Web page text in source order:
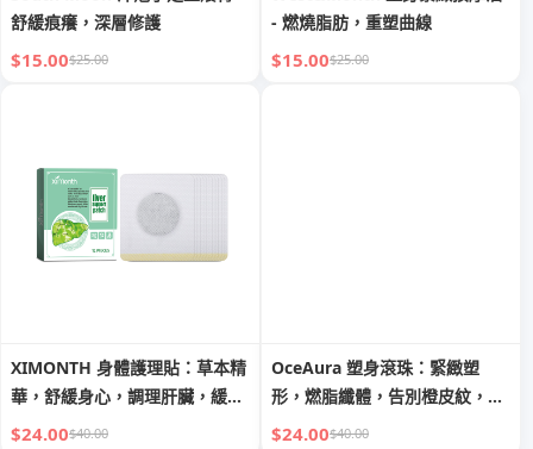
舒緩痕癢，深層修護
$15.00$25.00
- 燃燒脂肪，重塑曲線
$15.00$25.00
XIMONTH 身體護理貼：草本精
華，舒緩身心，調理肝臟，緩解
不適
$24.00$40.00
OceAura 塑身滾珠：緊緻塑
形，燃脂纖體，告別橙皮紋，煥
發清涼自信
$24.00$40.00